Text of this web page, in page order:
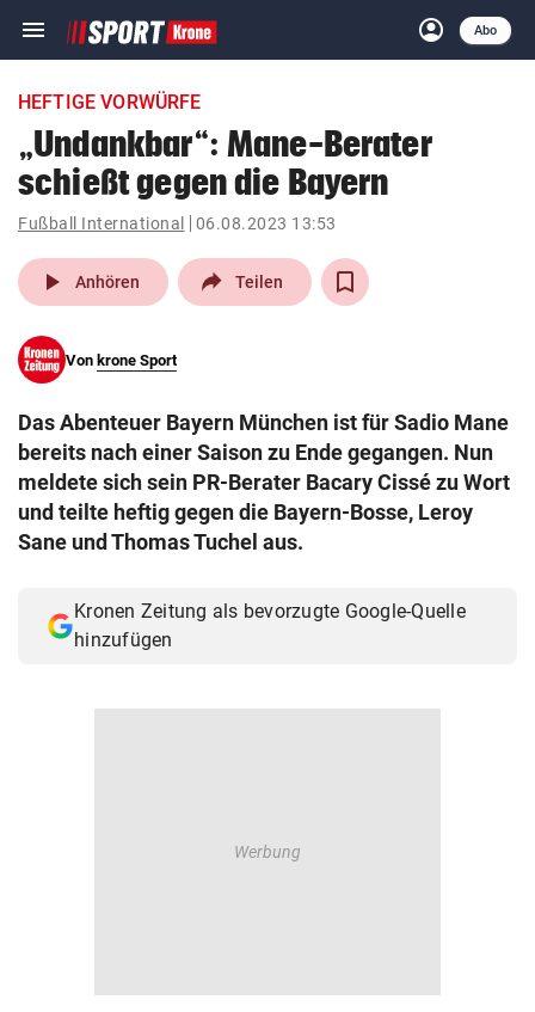
menu Navigation
ein-/ausklappen
account_circle
Anmelden
Abo
close Schließen
account_circle Anmelden
arrow_right
pin_drop
Wien arrow_right
search
eingeben
HEFTIGE VORWÜRFE
„Undankbar“: Mane-Berater
schießt gegen die Bayern
Fußball International 06.08.2023 13:53
play_arrow Anhören Teilen
Von krone Sport
Das Abenteuer Bayern München ist für Sadio Mane
bereits nach einer Saison zu Ende gegangen. Nun
meldete sich sein PR-Berater Bacary Cissé zu Wort
und teilte heftig gegen die Bayern-Bosse, Leroy
Sane und Thomas Tuchel aus.
Kronen Zeitung als bevorzugte Google-Quelle
hinzufügen